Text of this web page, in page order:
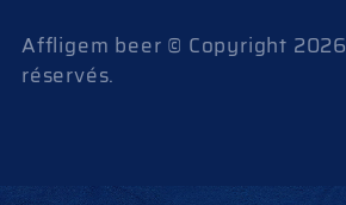
Affligem beer © Copyright 2026
réservés.